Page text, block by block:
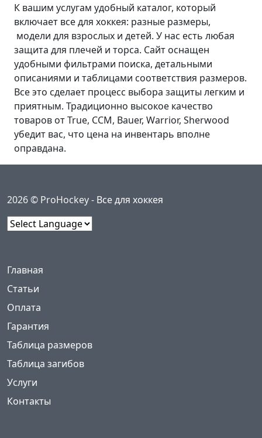
К вашим услугам удобный каталог, который
включает все для хоккея: разные размеры,
модели для взрослых и детей. У нас есть любая
защита для плечей и торса. Сайт оснащен
удобными фильтрами поиска, детальными
описаниями и таблицами соответствия размеров.
Все это сделает процесс выбора защиты легким и
приятным. Традиционно высокое качество
товаров от True, CCM, Bauer, Warrior, Sherwood
убедит вас, что цена на инвентарь вполне
оправдана.
2026 © ProHockey - Все для хоккея
Главная
Статьи
Оплата
Гарантия
Таблица размеров
Таблица загибов
Услуги
Контакты